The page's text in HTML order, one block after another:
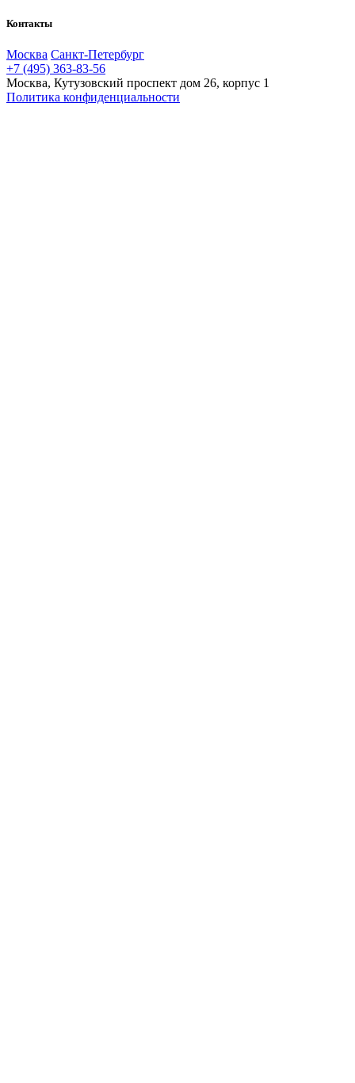
Контакты
Москва Санкт-Петербург
+7 (495) 363-83-56
Москва, Кутузовский проспект дом 26, корпус 1
Политика конфиденциальности